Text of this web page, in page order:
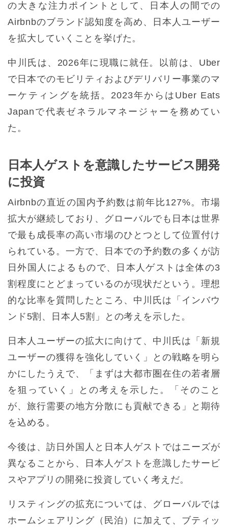
の大きな注力ポイントとして、日本人の間での
Airbnbのブランド認知度を高め、日本人ユーザー
を拡大していくことを挙げた。
中川氏は、2026年に現職に就任。以前は、Uber
で日本でのモビリティおよびデリバリー事業のマ
ーケティングを統括。2023年からはUber Eats
Japanで代表ゼネラルマネージャーを務めてい
た。
日本人ゲストを意識したサービス開発
に投資
Airbnbの直近の国内予約数は前年比127%。市場
拡大が継続しており、グローバルでも日本は世界
で最も成長率の高い市場のひとつとして位置付け
られている。一方で、日本での予約数の多くが訪
日外国人によるもので、日本人ゲストは全体の3
割程度にとどまっているのが現状だという。理想
的な比率を質問したところ、中川氏は「インバウ
ンド5割、日本人5割」との考えを示した。
日本人ユーザーの拡大に向けて、中川氏は「新規
ユーザーの獲得を強化していく」との戦略を明ら
かにしたうえで、「まずは大都市圏在住の若者層
を狙っていく」との考えを示した。「そのこと
が、旅行需要の地方分散にも貢献できる」と期待
を込める。
今後は、訪日外国人と日本人ゲストではニーズが
異なることから、日本人ゲストを意識したサービ
スやアプリの開発に投資していく考えだ。
リスティングの拡充については、グローバルでは
ホームシェアリング（民泊）に加えて、ブティッ